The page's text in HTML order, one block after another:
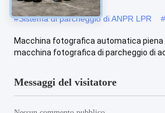
#Sistema di parcheggio di ANPR LPR #
Macchina fotografica automatica piena
macchina fotografica di parcheggio di
Messaggi del visitatore